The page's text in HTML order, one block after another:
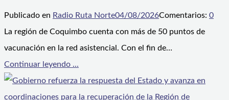
Publicado en Radio Ruta Norte04/08/2026Comentarios: 0
La región de Coquimbo cuenta con más de 50 puntos de
vacunación en la red asistencial. Con el fin de…
Continuar leyendo ...